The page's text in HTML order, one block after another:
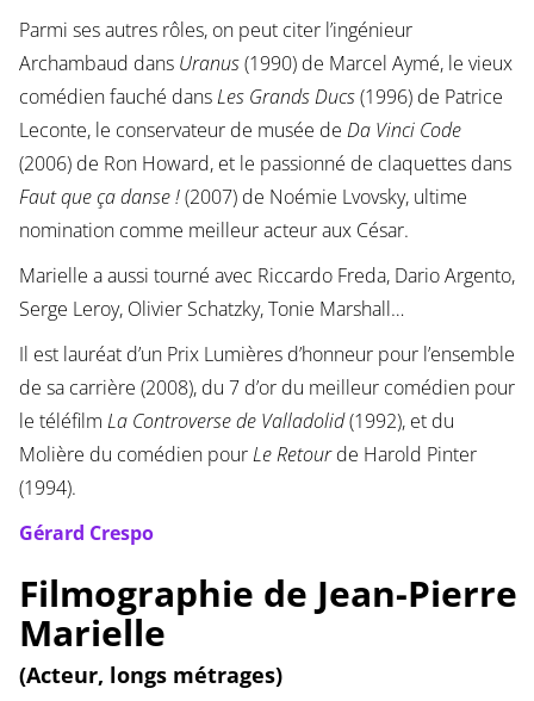
Parmi ses autres rôles, on peut citer l’ingénieur
Archambaud dans Uranus(1990) de Marcel Aymé, le vieux
comédien fauché dansLes Grands Ducs(1996) de Patrice
Leconte, le conservateur de musée de Da Vinci Code
(2006) de Ron Howard, et le passionné de claquettes dans
Faut que ça danse !(2007) de Noémie Lvovsky, ultime
nomination comme meilleur acteur aux César.
Marielle a aussi tourné avec Riccardo Freda, Dario Argento,
Serge Leroy, Olivier Schatzky, Tonie Marshall…
Il est lauréat d’un Prix Lumières d’honneur pour l’ensemble
de sa carrière (2008), du 7 d’or du meilleur comédien pour
le téléfilm La Controverse de Valladolid(1992), et du
Molière du comédien pourLe Retourde Harold Pinter
(1994).
Gérard Crespo
Filmographie de Jean-Pierre
Marielle
(Acteur, longs métrages)